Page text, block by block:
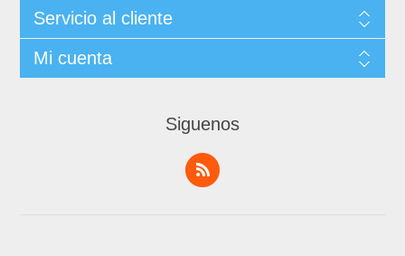
Servicio al cliente
Mi cuenta
Siguenos